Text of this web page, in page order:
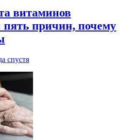
витаминов
пять причин, почему
спустя